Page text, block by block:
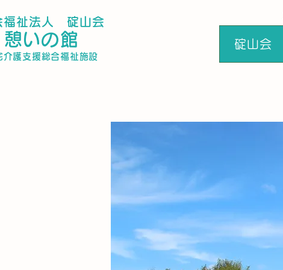
福祉法人 碇山会
​憩いの館
介護支援総合福祉施設
碇山会